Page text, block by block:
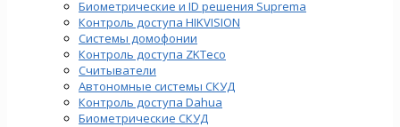
Биометрические и ID решения Suprema
Контроль доступа HIKVISION
Системы домофонии
Контроль доступа ZKTeco
Считыватели
Автономные системы СКУД
Контроль доступа Dahua
Биометрические СКУД